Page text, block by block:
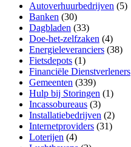
Autoverhuurbedrijven (5)
Banken (30)
Dagbladen (33)
Doe-het-zelfzaken (4)
Energieleveranciers (38)
Fietsdepots (1)
Financiële Dienstverleners
Gemeenten (339)
Hulp bij Storingen (1)
Incassobureaus (3)
Installatiebedrijven (2)
Internetproviders (31)
Loterijen (4)